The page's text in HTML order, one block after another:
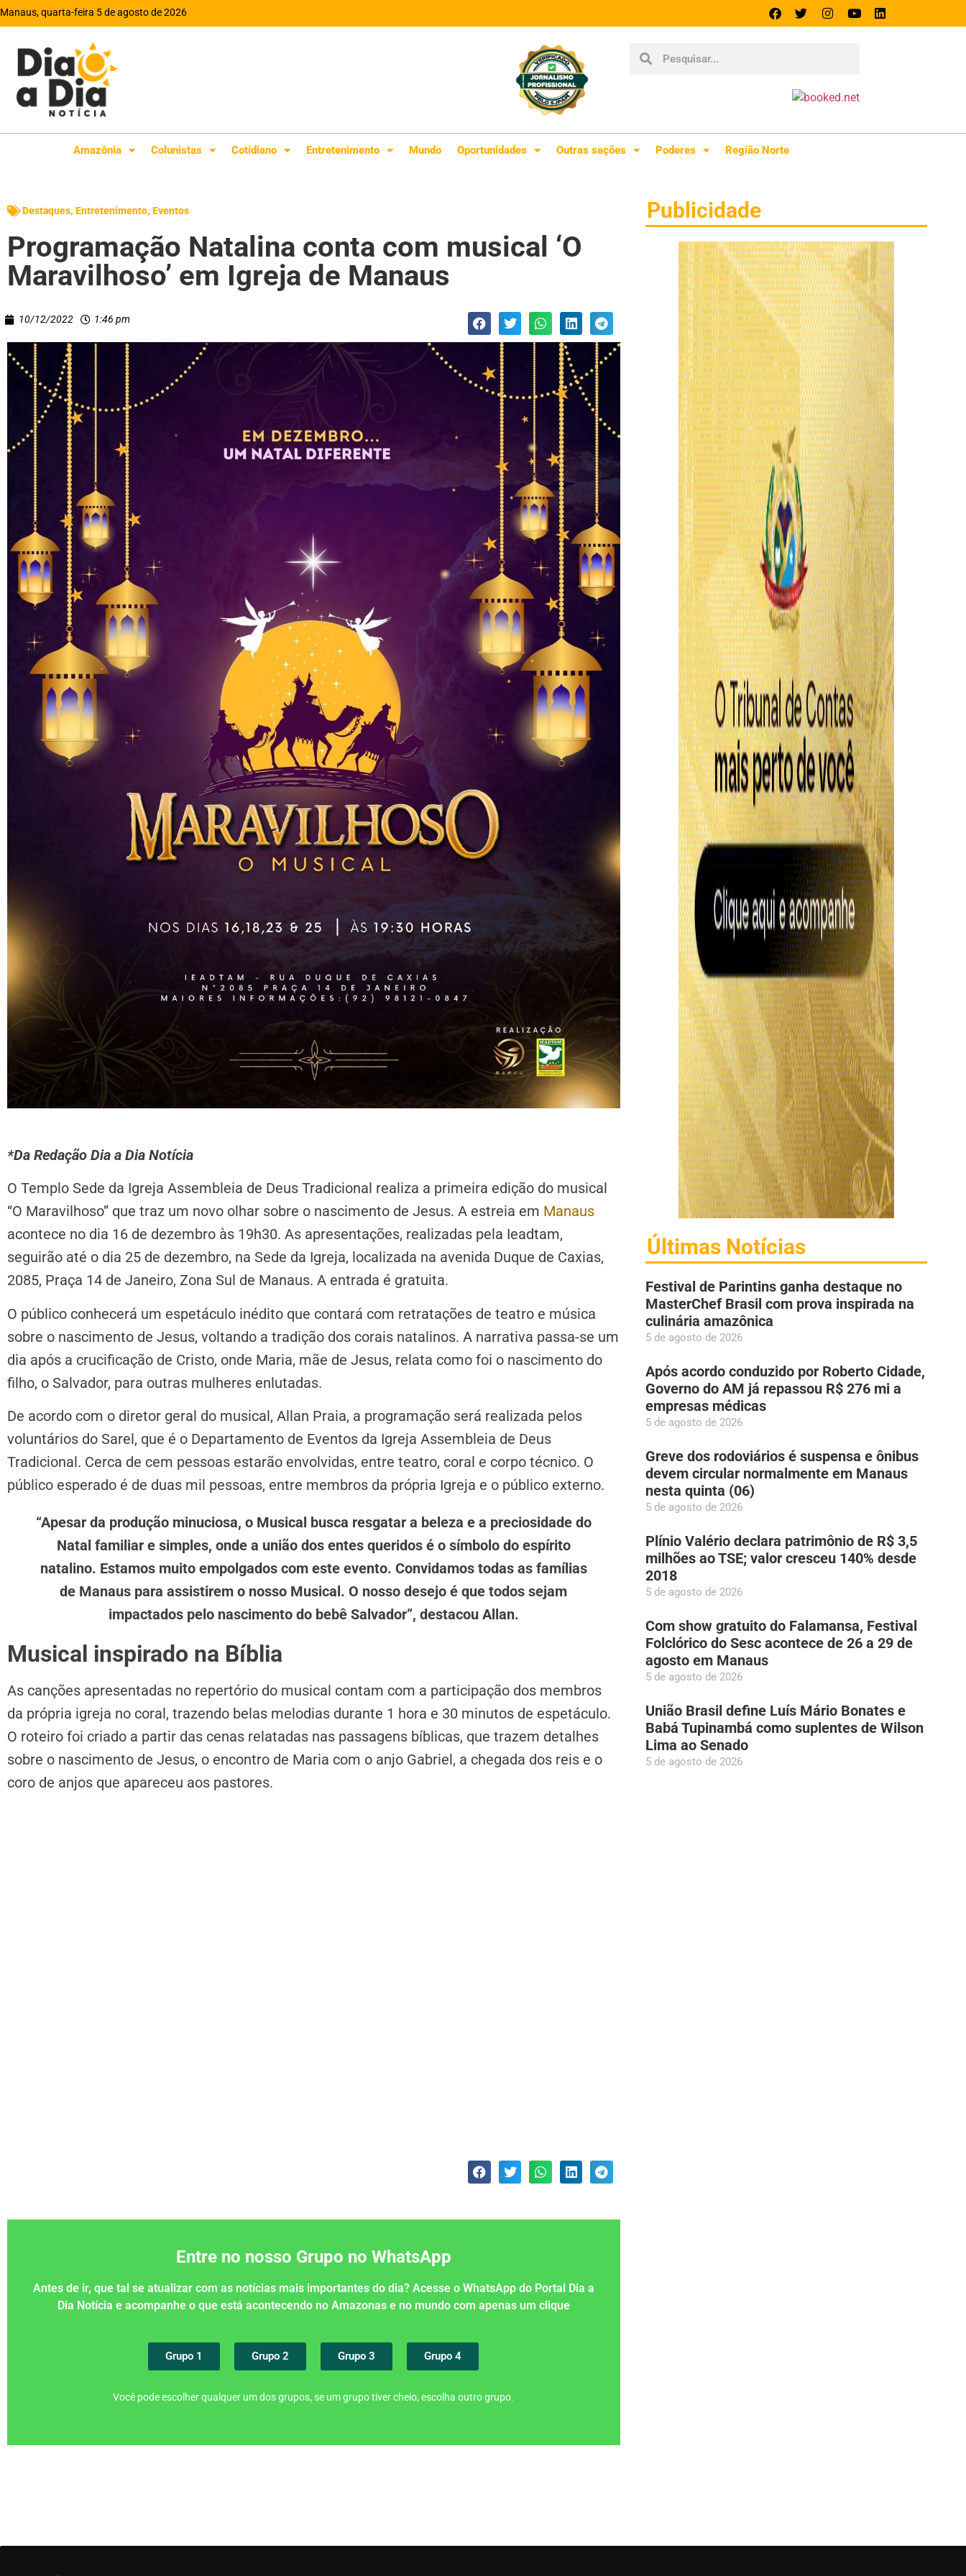
Manaus, quarta-feira 5 de agosto de 2026
Amazônia Colunistas Cotidiano Entretenimento Mundo Oportunidades Outras seções Poderes Região Norte
Destaques, Entretenimento, Eventos
Programação Natalina conta com musical ‘O
Maravilhoso’ em Igreja de Manaus
10/12/2022 1:46 pm
*Da Redação Dia a Dia Notícia
O Templo Sede da Igreja Assembleia de Deus Tradicional realiza a primeira edição do musical
“O Maravilhoso” que traz um novo olhar sobre o nascimento de Jesus. A estreia em Manaus
acontece no dia 16 de dezembro às 19h30. As apresentações, realizadas pela Ieadtam,
seguirão até o dia 25 de dezembro, na Sede da Igreja, localizada na avenida Duque de Caxias,
2085, Praça 14 de Janeiro, Zona Sul de Manaus. A entrada é gratuita.
O público conhecerá um espetáculo inédito que contará com retratações de teatro e música
sobre o nascimento de Jesus, voltando a tradição dos corais natalinos. A narrativa passa-se um
dia após a crucificação de Cristo, onde Maria, mãe de Jesus, relata como foi o nascimento do
filho, o Salvador, para outras mulheres enlutadas.
De acordo com o diretor geral do musical, Allan Praia, a programação será realizada pelos
voluntários do Sarel, que é o Departamento de Eventos da Igreja Assembleia de Deus
Tradicional. Cerca de cem pessoas estarão envolvidas, entre teatro, coral e corpo técnico. O
público esperado é de duas mil pessoas, entre membros da própria Igreja e o público externo.
“Apesar da produção minuciosa, o Musical busca resgatar a beleza e a preciosidade do
Natal familiar e simples, onde a união dos entes queridos é o símbolo do espírito
natalino. Estamos muito empolgados com este evento. Convidamos todas as famílias
de Manaus para assistirem o nosso Musical. O nosso desejo é que todos sejam
impactados pelo nascimento do bebê Salvador”, destacou Allan.
Musical inspirado na Bíblia
As canções apresentadas no repertório do musical contam com a participação dos membros
da própria igreja no coral, trazendo belas melodias durante 1 hora e 30 minutos de espetáculo.
O roteiro foi criado a partir das cenas relatadas nas passagens bíblicas, que trazem detalhes
sobre o nascimento de Jesus, o encontro de Maria com o anjo Gabriel, a chegada dos reis e o
coro de anjos que apareceu aos pastores.
Entre no nosso Grupo no WhatsApp
Antes de ir, que tal se atualizar com as notícias mais importantes do dia? Acesse o WhatsApp do Portal Dia a
Dia Notícia e acompanhe o que está acontecendo no Amazonas e no mundo com apenas um clique
Grupo 1 Grupo 2 Grupo 3 Grupo 4
Você pode escolher qualquer um dos grupos, se um grupo tiver cheio, escolha outro grupo.
Publicidade
Últimas Notícias
Festival de Parintins ganha destaque no
MasterChef Brasil com prova inspirada na
culinária amazônica
5 de agosto de 2026
Após acordo conduzido por Roberto Cidade,
Governo do AM já repassou R$ 276 mi a
empresas médicas
5 de agosto de 2026
Greve dos rodoviários é suspensa e ônibus
devem circular normalmente em Manaus
nesta quinta (06)
5 de agosto de 2026
Plínio Valério declara patrimônio de R$ 3,5
milhões ao TSE; valor cresceu 140% desde
2018
5 de agosto de 2026
Com show gratuito do Falamansa, Festival
Folclórico do Sesc acontece de 26 a 29 de
agosto em Manaus
5 de agosto de 2026
União Brasil define Luís Mário Bonates e
Babá Tupinambá como suplentes de Wilson
Lima ao Senado
5 de agosto de 2026